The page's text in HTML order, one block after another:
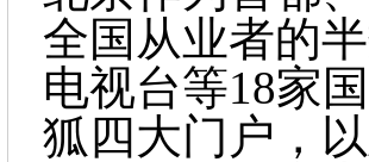
全国从业者的
电视台等18家
狐四大门户，